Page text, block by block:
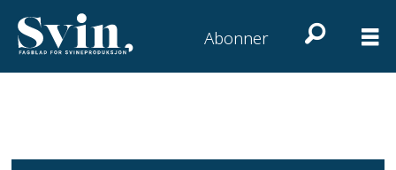
Abonner